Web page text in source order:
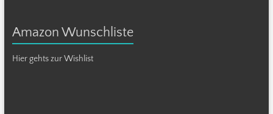
Amazon Wunschliste
Hier gehts zur Wishlist